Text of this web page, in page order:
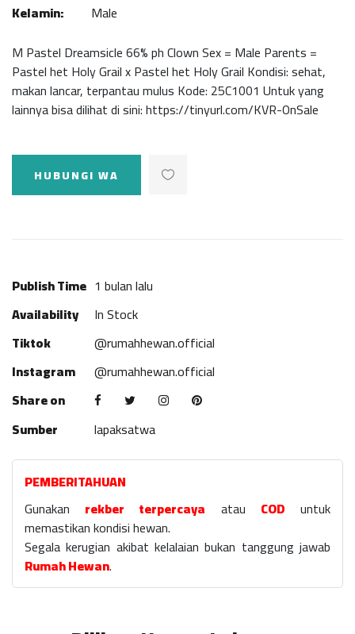
Kelamin:
Male
M Pastel Dreamsicle 66% ph Clown Sex = Male Parents =
Pastel het Holy Grail x Pastel het Holy Grail Kondisi: sehat,
makan lancar, terpantau mulus Kode: 25C1001 Untuk yang
lainnya bisa dilihat di sini: https://tinyurl.com/KVR-OnSale
HUBUNGI WA
Publish Time 1 bulan lalu
Availability
In Stock
Tiktok
@rumahhewan.official
Instagram
@rumahhewan.official
Share on
Sumber
lapaksatwa
PEMBERITAHUAN
Gunakan rekber terpercaya atau COD untuk
memastikan kondisi hewan.
Segala kerugian akibat kelalaian bukan tanggung jawab
Rumah Hewan.